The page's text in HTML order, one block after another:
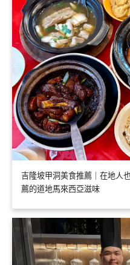
吉隆坡甲洞美食推薦｜在地人
薦的道地馬來西亞滋味